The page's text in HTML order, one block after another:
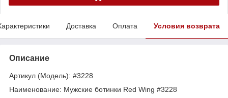
Доставка Оплата Условия возврата
Описание
Артикул (Модель): #3228
Наименование: Мужские ботинки Red Wing #3228